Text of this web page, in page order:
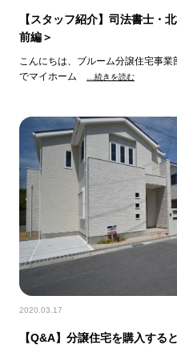
【スタッフ紹介】司法書士・
前編＞
こんにちは、ブルーム分譲住宅事
でマイホーム
…続きを読む
2020.03.17
【Q&A】分譲住宅を購入する